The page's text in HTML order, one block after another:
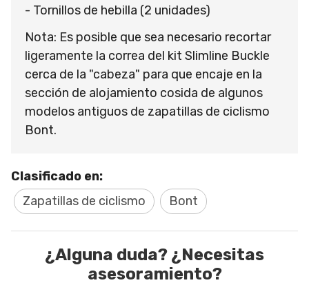
- Tornillos de hebilla (2 unidades)
Nota: Es posible que sea necesario recortar
ligeramente la correa del kit Slimline Buckle
cerca de la "cabeza" para que encaje en la
sección de alojamiento cosida de algunos
modelos antiguos de zapatillas de ciclismo
Bont.
Clasificado en:
Zapatillas de ciclismo
Bont
¿Alguna duda? ¿Necesitas
asesoramiento?